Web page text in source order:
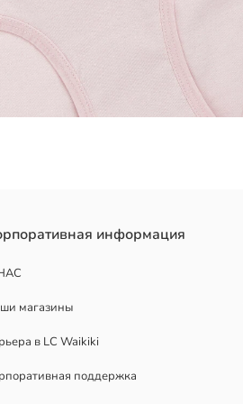
информация
магазины
в LC Waikiki
поддержка